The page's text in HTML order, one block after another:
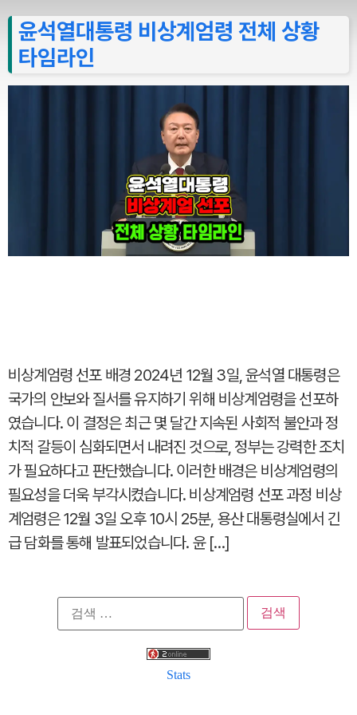
윤석열대통령 비상계엄령 전체 상황
타임라인
비상계엄령 선포 배경 2024년 12월 3일, 윤석열 대통령은
국가의 안보와 질서를 유지하기 위해 비상계엄령을 선포하
였습니다. 이 결정은 최근 몇 달간 지속된 사회적 불안과 정
치적 갈등이 심화되면서 내려진 것으로, 정부는 강력한 조치
가 필요하다고 판단했습니다. 이러한 배경은 비상계엄령의
필요성을 더욱 부각시켰습니다. 비상계엄령 선포 과정 비상
계엄령은 12월 3일 오후 10시 25분, 용산 대통령실에서 긴
급 담화를 통해 발표되었습니다. 윤 […]
검
색:
Stats